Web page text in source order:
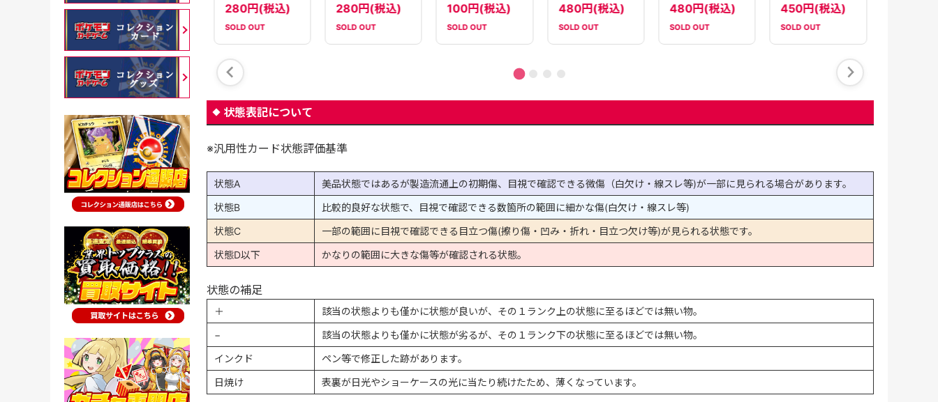
980円(税込) 80円(税込)
在庫数：15
280円(税込)
SOLD OUT
280円(税込)
SOLD OUT
100円(税込)
SOLD OUT
480円(税込)
SOLD OUT
480円(税込)
SOLD OUT
450円(税込)
SOLD OUT
状態表記について
※汎用性カード状態評価基準
状態A
美品状態ではあるが製造流通上の初期傷、目視で確認できる微傷（白欠け・線スレ等)が一部に見られる場合があります。
状態B
比較的良好な状態で、目視で確認できる数箇所の範囲に細かな傷(白欠け・線スレ等)
状態C
一部の範囲に目視で確認できる目立つ傷(擦り傷・凹み・折れ・目立つ欠け等)が見られる状態です。
状態D以下
かなりの範囲に大きな傷等が確認される状態。
状態の補足
＋
該当の状態よりも僅かに状態が良いが、その１ランク上の状態に至るほどでは無い物。
−
該当の状態よりも僅かに状態が劣るが、その１ランク下の状態に至るほどでは無い物。
インクド
ペン等で修正した跡があります。
日焼け
表裏が日光やショーケースの光に当たり続けたため、薄くなっています。